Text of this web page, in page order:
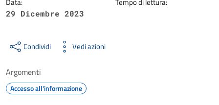
29 Dicembre 2023
Condividi Vedi azioni
Argomenti
Accesso all'informazione